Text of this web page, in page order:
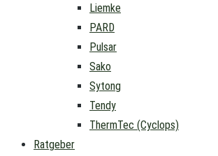
Liemke
PARD
Pulsar
Sako
Sytong
Tendy
ThermTec (Cyclops)
Ratgeber